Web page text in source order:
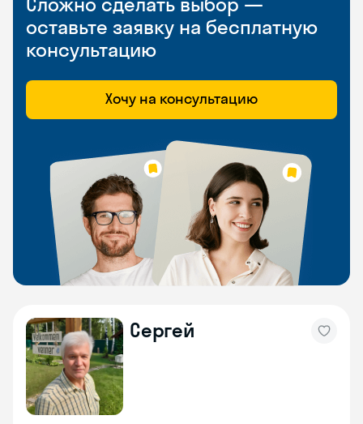
оставьте заявку на бесплатную
консультацию
Хочу на консультацию
Сергей